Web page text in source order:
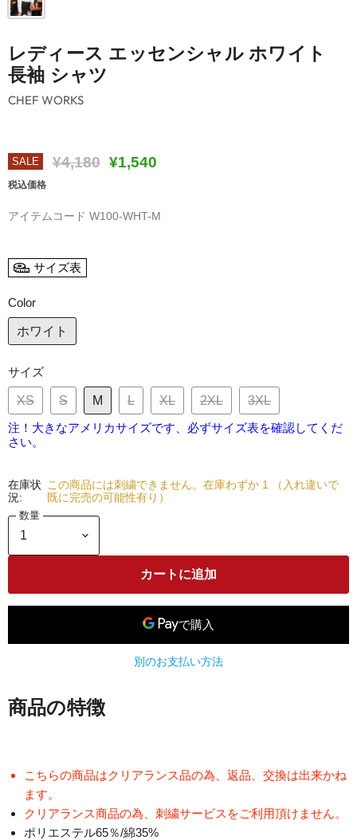
レディース エッセンシャル ホワイト
長袖 シャツ
CHEF WORKS
SALE 元の価格
¥4,180 現在の価格
¥1,540
税込価格
アイテムコード W100-WHT-M
サイズ表
Color
ホワイト
サイズ
XS S M L XL 2XL 3XL
注！大きなアメリカサイズです、必ずサイズ表を確認してくだ
さい。
在庫状
況:
この商品には刺繍できません。在庫わずか 1 （入れ違いで
既に完売の可能性有り）
数量
カートに追加
別のお支払い方法
商品の特徴
こちらの商品はクリアランス品の為、返品、交換は出来かね
ます。
クリアランス商品の為、刺繍サービスをご利用頂けません。
ポリエステル65％/綿35%